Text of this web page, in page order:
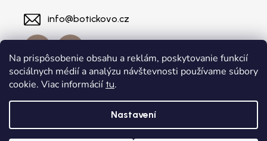
Na prispôsobenie obsahu a reklám, poskytovanie funkcií
sociálnych médií a analýzu návštevnosti používame súbory
cookie. Viac informácií tu.
Nastavení
info@botickovo.cz